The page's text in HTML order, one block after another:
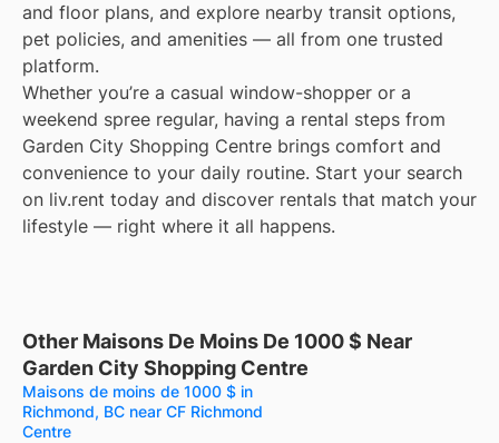
and floor plans, and explore nearby transit options,
pet policies, and amenities — all from one trusted
platform.
Whether you’re a casual window-shopper or a
weekend spree regular, having a rental steps from
Garden City Shopping Centre brings comfort and
convenience to your daily routine. Start your search
on liv.rent today and discover rentals that match your
lifestyle — right where it all happens.
Other Maisons De Moins De 1000 $ Near
Garden City Shopping Centre
Maisons de moins de 1000 $ in
Richmond, BC near CF Richmond
Centre